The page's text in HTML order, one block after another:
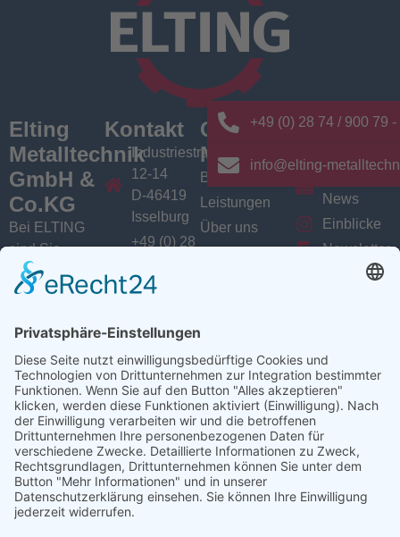
Elting
Metalltechnik
GmbH &
Co.KG
Bei ELTING
sind Sie
richtig, wenn
Sie Fachleute
Profilbearbeitung,
Abkanttechnik,
Schweißtechnik
oder
Baugruppenfertigung
suchen.
Ansprechpartner
Kontakt
Industriestrasse
12-14
D-46419
Isselburg
+49 (0) 28
79 - 0
metalltechnik.de
Quick
Menü
Branchen
Leistungen
Über uns
News/
Aktuelles
News
Einblicke
Newsletter
Linkedin
YouTube
+49 (0) 28 74 / 900 79 -
info@elting-